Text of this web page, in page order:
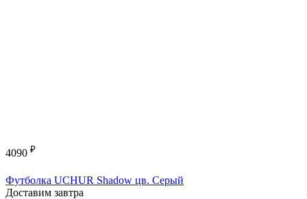
4090 ₽
Футболка UCHUR Shadow цв. Серый
Доставим завтра